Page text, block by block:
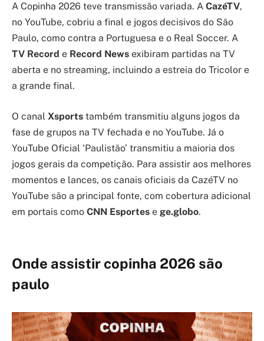
A Copinha 2026 teve transmissão variada. A CazéTV,
no YouTube, cobriu a final e jogos decisivos do São
Paulo, como contra a Portuguesa e o Real Soccer. A
TV Record e Record News exibiram partidas na TV
aberta e no streaming, incluindo a estreia do Tricolor e
a grande final.
O canal Xsports também transmitiu alguns jogos da
fase de grupos na TV fechada e no YouTube. Já o
YouTube Oficial ‘Paulistão’ transmitiu a maioria dos
jogos gerais da competição. Para assistir aos melhores
momentos e lances, os canais oficiais da CazéTV no
YouTube são a principal fonte, com cobertura adicional
em portais como CNN Esportes e ge.globo.
Onde assistir copinha 2026 são
paulo